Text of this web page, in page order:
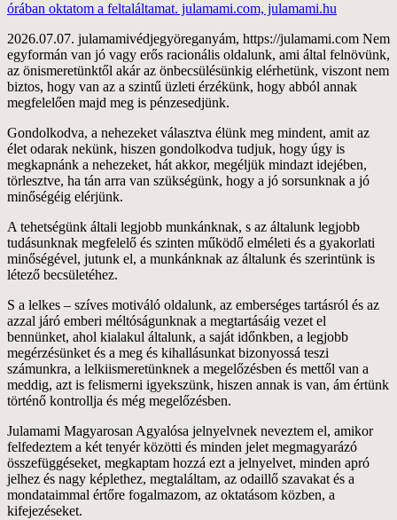
órában oktatom a feltaláltamat. julamami.com, julamami.hu
2026.07.07. julamamivédjegyöreganyám, https://julamami.com Nem
egyformán van jó vagy erős racionális oldalunk, ami által felnövünk,
az önismeretünktől akár az önbecsülésünkig elérhetünk, viszont nem
biztos, hogy van az a szintű üzleti érzékünk, hogy abból annak
megfelelően majd meg is pénzesedjünk.
Gondolkodva, a nehezeket választva élünk meg mindent, amit az
élet odarak nekünk, hiszen gondolkodva tudjuk, hogy úgy is
megkapnánk a nehezeket, hát akkor, megéljük mindazt idejében,
törlesztve, ha tán arra van szükségünk, hogy a jó sorsunknak a jó
minőségéig elérjünk.
A tehetségünk általi legjobb munkánknak, s az általunk legjobb
tudásunknak megfelelő és szinten működő elméleti és a gyakorlati
minőségével, jutunk el, a munkánknak az általunk és szerintünk is
létező becsületéhez.
S a lelkes – szíves motiváló oldalunk, az emberséges tartásról és az
azzal járó emberi méltóságunknak a megtartásáig vezet el
bennünket, ahol kialakul általunk, a saját időnkben, a legjobb
megérzésünket és a meg és kihallásunkat bizonyossá teszi
számunkra, a lelkiismeretünknek a megelőzésben és mettől van a
meddig, azt is felismerni igyekszünk, hiszen annak is van, ám értünk
történő kontrollja és még megelőzésben.
Julamami Magyarosan Agyalósa jelnyelvnek neveztem el, amikor
felfedeztem a két tenyér közötti és minden jelet megmagyarázó
összefüggéseket, megkaptam hozzá ezt a jelnyelvet, minden apró
jelhez és nagy képlethez, megtaláltam, az odaillő szavakat és a
mondataimmal értőre fogalmazom, az oktatásom közben, a
kifejezéseket.